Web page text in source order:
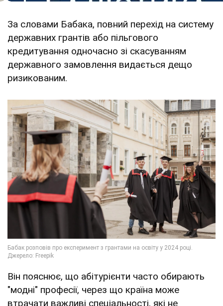
За словами Бабака, повний перехід на систему
державних грантів або пільгового
кредитування одночасно зі скасуванням
державного замовлення видається дещо
ризикованим.
Він пояснює, що абітурієнти часто обирають
"модні" професії, через що країна може
втрачати важливі спеціальності, які не